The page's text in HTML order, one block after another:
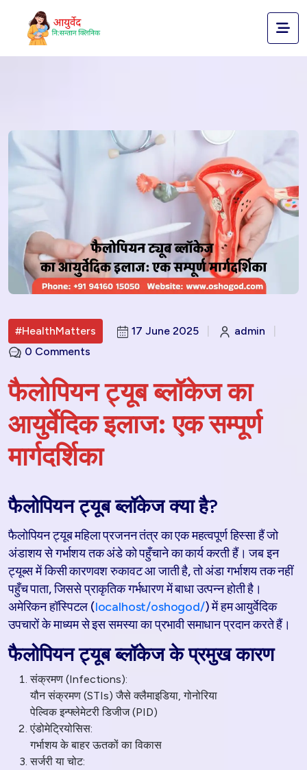
#HealthMatters 17 June 2025 admin
0 Comments
फैलोपियन ट्यूब ब्लॉकेज का
आयुर्वेदिक इलाज: एक सम्पूर्ण
मार्गदर्शिका
फैलोपियन ट्यूब ब्लॉकेज क्या है?
फैलोपियन ट्यूब महिला प्रजनन तंत्र का एक महत्वपूर्ण हिस्सा हैं जो
अंडाशय से गर्भाशय तक अंडे को पहुँचाने का कार्य करती हैं। जब इन
ट्यूब्स में किसी कारणवश रुकावट आ जाती है, तो अंडा गर्भाशय तक नहीं
पहुँच पाता, जिससे प्राकृतिक गर्भधारण में बाधा उत्पन्न होती है।
अमेरिकन हॉस्पिटल (localhost/oshogod/) में हम आयुर्वेदिक
उपचारों के माध्यम से इस समस्या का प्रभावी समाधान प्रदान करते हैं।
फैलोपियन ट्यूब ब्लॉकेज के प्रमुख कारण
संक्रमण (Infections):
यौन संक्रमण (STIs) जैसे क्लैमाइडिया, गोनोरिया
पेल्विक इन्फ्लेमेटरी डिजीज (PID)
एंडोमेट्रियोसिस:
गर्भाशय के बाहर ऊतकों का विकास
सर्जरी या चोट: